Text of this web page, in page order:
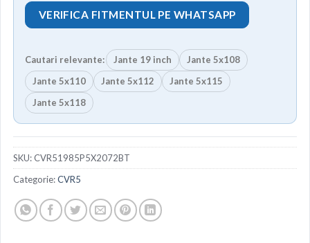
VERIFICA FITMENTUL PE WHATSAPP
Cautari relevante: Jante 19 inch
Jante 5x108
Jante 5x110
Jante 5x112
Jante 5x115
Jante 5x118
SKU:CVR51985P5X2072BT
Categorie:CVR5